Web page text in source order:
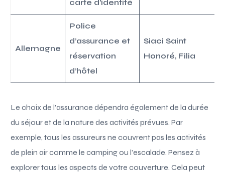
carte d’identité
Allemagne
Police
d’assurance et
réservation
d’hôtel
Siaci Saint
Honoré, Filia
Le choix de l’assurance dépendra également de la durée
du séjour et de la nature des activités prévues. Par
exemple, tous les assureurs ne couvrent pas les activités
de plein air comme le camping ou l’escalade. Pensez à
explorer tous les aspects de votre couverture. Cela peut